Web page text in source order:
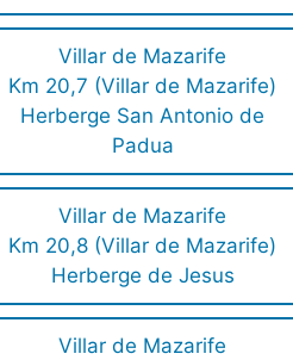
Villar de Mazarife
Km 20,7 (Villar de Mazarife)
Herberge San Antonio de
Padua
Villar de Mazarife
Km 20,8 (Villar de Mazarife)
Herberge de Jesus
Villar de Mazarife